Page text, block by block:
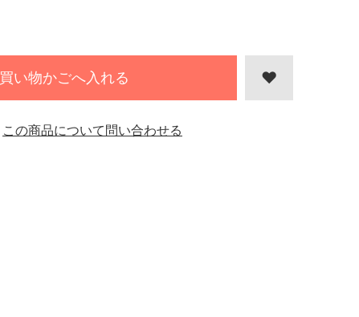
買い物かごへ入れる
この商品について問い合わせる